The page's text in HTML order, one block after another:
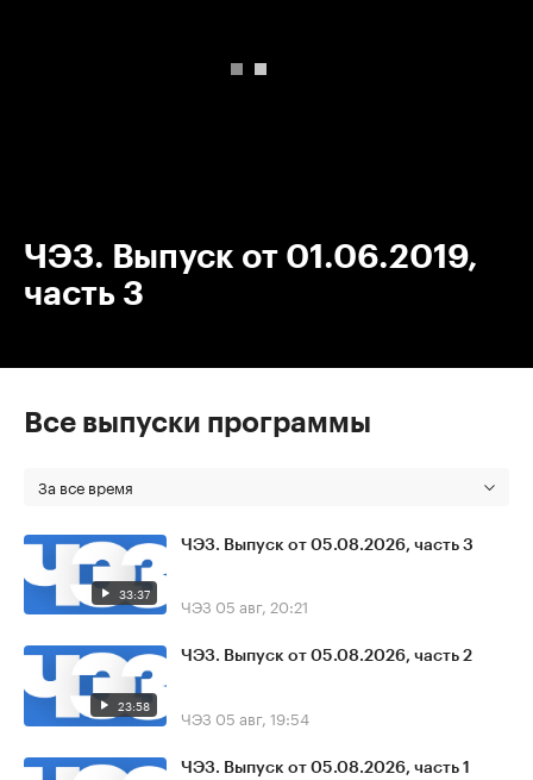
ЧЭЗ. Выпуск от 01.06.2019,
часть 3
Все выпуски программы
За все время
33:37
ЧЭЗ. Выпуск от 05.08.2026, часть 3
ЧЭЗ 05 авг, 20:21
23:58
ЧЭЗ. Выпуск от 05.08.2026, часть 2
ЧЭЗ 05 авг, 19:54
ЧЭЗ. Выпуск от 05.08.2026, часть 1